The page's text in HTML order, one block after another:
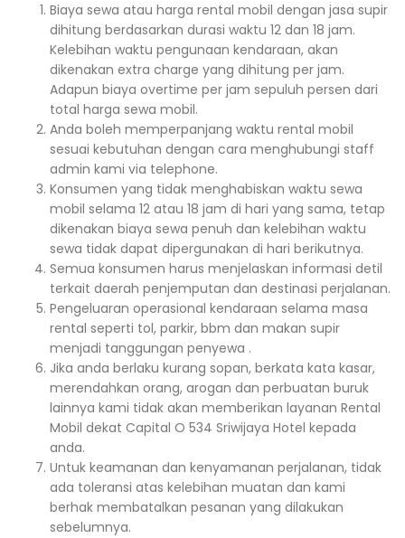
Biaya sewa atau harga rental mobil dengan jasa supir
dihitung berdasarkan durasi waktu 12 dan 18 jam.
Kelebihan waktu pengunaan kendaraan, akan
dikenakan extra charge yang dihitung per jam.
Adapun biaya overtime per jam sepuluh persen dari
total harga sewa mobil.
Anda boleh memperpanjang waktu rental mobil
sesuai kebutuhan dengan cara menghubungi staff
admin kami via telephone.
Konsumen yang tidak menghabiskan waktu sewa
mobil selama 12 atau 18 jam di hari yang sama, tetap
dikenakan biaya sewa penuh dan kelebihan waktu
sewa tidak dapat dipergunakan di hari berikutnya.
Semua konsumen harus menjelaskan informasi detil
terkait daerah penjemputan dan destinasi perjalanan.
Pengeluaran operasional kendaraan selama masa
rental seperti tol, parkir, bbm dan makan supir
menjadi tanggungan penyewa .
Jika anda berlaku kurang sopan, berkata kata kasar,
merendahkan orang, arogan dan perbuatan buruk
lainnya kami tidak akan memberikan layanan Rental
Mobil dekat Capital O 534 Sriwijaya Hotel kepada
anda.
Untuk keamanan dan kenyamanan perjalanan, tidak
ada toleransi atas kelebihan muatan dan kami
berhak membatalkan pesanan yang dilakukan
sebelumnya.